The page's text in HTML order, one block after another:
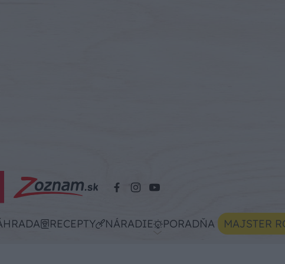
RECEPTY NÁRADIE PORADŇA MAJSTER